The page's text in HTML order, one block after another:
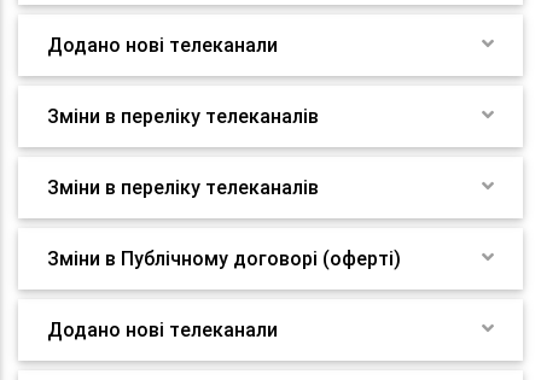
Додано нові телеканали
Зміни в переліку телеканалів
Зміни в переліку телеканалів
Зміни в Публічному договорі (оферті)
Додано нові телеканали